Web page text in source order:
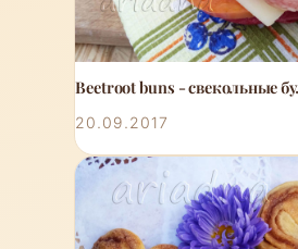
Beetroot buns - свекольные
20.09.2017